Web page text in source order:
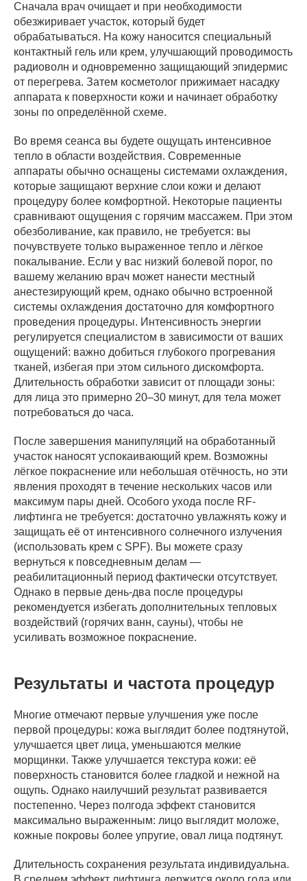
Сначала врач очищает и при необходимости
обезжиривает участок, который будет
обрабатываться. На кожу наносится специальный
контактный гель или крем, улучшающий проводимость
радиоволн и одновременно защищающий эпидермис
от перегрева. Затем косметолог прижимает насадку
аппарата к поверхности кожи и начинает обработку
зоны по определённой схеме.
Во время сеанса вы будете ощущать интенсивное
тепло в области воздействия. Современные
аппараты обычно оснащены системами охлаждения,
которые защищают верхние слои кожи и делают
процедуру более комфортной. Некоторые пациенты
сравнивают ощущения с горячим массажем. При этом
обезболивание, как правило, не требуется: вы
почувствуете только выраженное тепло и лёгкое
покалывание. Если у вас низкий болевой порог, по
вашему желанию врач может нанести местный
анестезирующий крем, однако обычно встроенной
системы охлаждения достаточно для комфортного
проведения процедуры. Интенсивность энергии
регулируется специалистом в зависимости от ваших
ощущений: важно добиться глубокого прогревания
тканей, избегая при этом сильного дискомфорта.
Длительность обработки зависит от площади зоны:
для лица это примерно 20–30 минут, для тела может
потребоваться до часа.
После завершения манипуляций на обработанный
участок наносят успокаивающий крем. Возможны
лёгкое покраснение или небольшая отёчность, но эти
явления проходят в течение нескольких часов или
максимум пары дней. Особого ухода после RF-
лифтинга не требуется: достаточно увлажнять кожу и
защищать её от интенсивного солнечного излучения
(использовать крем с SPF). Вы можете сразу
вернуться к повседневным делам —
реабилитационный период фактически отсутствует.
Однако в первые день-два после процедуры
рекомендуется избегать дополнительных тепловых
воздействий (горячих ванн, сауны), чтобы не
усиливать возможное покраснение.
Результаты и частота процедур
Многие отмечают первые улучшения уже после
первой процедуры: кожа выглядит более подтянутой,
улучшается цвет лица, уменьшаются мелкие
морщинки. Также улучшается текстура кожи: её
поверхность становится более гладкой и нежной на
ощупь. Однако наилучший результат развивается
постепенно. Через полгода эффект становится
максимально выраженным: лицо выглядит моложе,
кожные покровы более упругие, овал лица подтянут.
Длительность сохранения результата индивидуальна.